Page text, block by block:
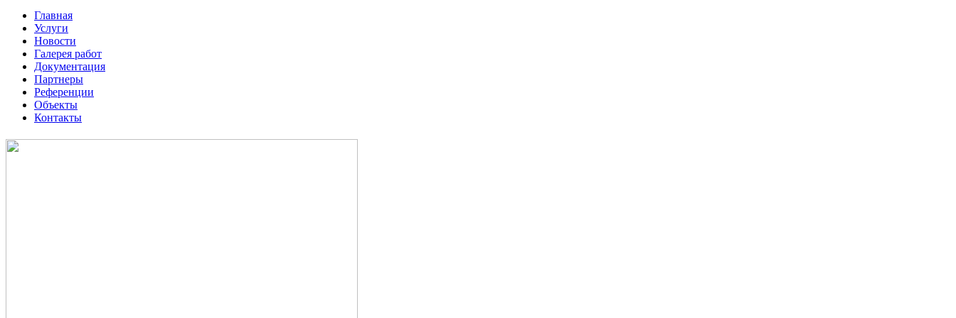
Главная
Услуги
Новости
Галерея работ
Документация
Партнеры
Референции
Объекты
Контакты